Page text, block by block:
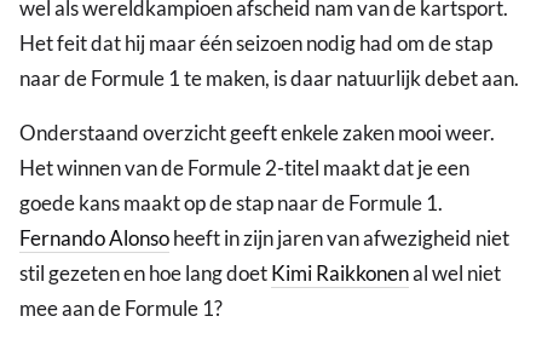
wel als wereldkampioen afscheid nam van de kartsport.
Het feit dat hij maar één seizoen nodig had om de stap
naar de Formule 1 te maken, is daar natuurlijk debet aan.
Onderstaand overzicht geeft enkele zaken mooi weer.
Het winnen van de Formule 2-titel maakt dat je een
goede kans maakt op de stap naar de Formule 1.
Fernando Alonsoheeft in zijn jaren van afwezigheid niet
stil gezeten en hoe lang doetKimi Raikkonenal wel niet
mee aan de Formule 1?